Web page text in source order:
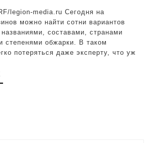
legion-media.ru Сегодня на
можно найти сотни вариантов
составами, странами
степенями обжарки. В таком
потеряться даже эксперту, что уж
ЧИТАТЬ
ДАЛЕЕ